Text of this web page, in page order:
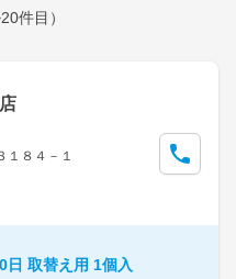
件目）
１８４－１
日 取替え用 1個入